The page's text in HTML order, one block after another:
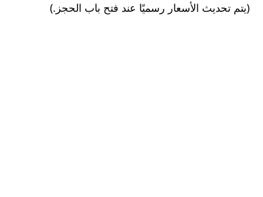
الأسعار رسميًا عند فتح باب الحجز.)